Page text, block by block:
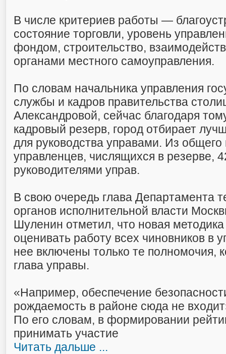
В числе критериев работы —
состояние торговли, уровень
фондом, строительство,
органами местного самоуправления.
По словам начальника управления
службы и кадров правительства
Александровой, сейчас благодаря
кадровый резерв, город отбирает
для руководства управами. Из общего
управленцев, числящихся в резерве,
руководителями управ.
В свою очередь глава Департамента
органов исполнительной власти
Шуленин отметил, что новая методика
оценивать работу всех чиновников в
нее включены только те полномочия,
глава управы.
«Например, обеспечение
рождаемость в районе сюда не
По его словам, в формировании
принимать участие
Читать дальше ...